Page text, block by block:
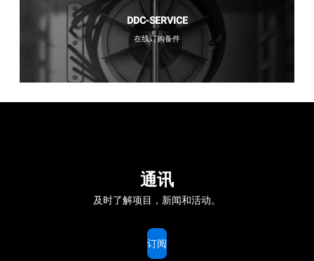
DDC-SERVICE
在线订购备件
通讯
及时了解项目，新闻和活动。
订阅